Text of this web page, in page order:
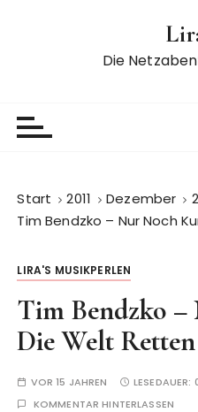
Die
Start 2011 Dezember
Tim Bendzko – Nur Noch
LIRA'S MUSIKPERLEN
Tim Bendzko
Die Welt Retten
VOR 15 JAHREN LESEDAUER:
KOMMENTAR HINTERLASSEN